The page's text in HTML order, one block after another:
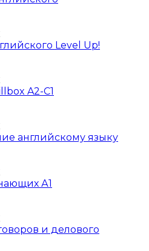
Level Up!
A2-C1
английскому языку
А1
и делового